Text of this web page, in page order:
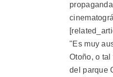
"Es muy
Otoño, o
del parque